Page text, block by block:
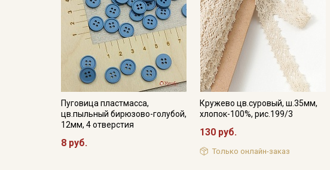
Пуговица пластмасса,
цв.пыльный бирюзово-голубой,
12мм, 4 отверстия
8 руб.
Кружево цв.суровый, ш.35мм,
хлопок-100%, рис.199/3
130 руб.
Только онлайн-заказ